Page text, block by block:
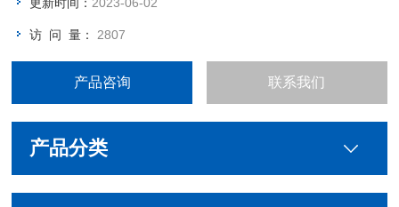
访 问 量： 2807
产品咨询 联系我们
产品分类